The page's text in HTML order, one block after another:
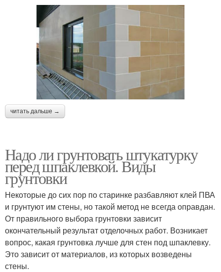
читать дальше →
Надо ли грунтовать штукатурку
перед шпаклевкой. Виды
грунтовки
Некоторые до сих пор по старинке разбавляют клей ПВА
и грунтуют им стены, но такой метод не всегда оправдан.
От правильного выбора грунтовки зависит
окончательный результат отделочных работ. Возникает
вопрос, какая грунтовка лучше для стен под шпаклевку.
Это зависит от материалов, из которых возведены
стены.